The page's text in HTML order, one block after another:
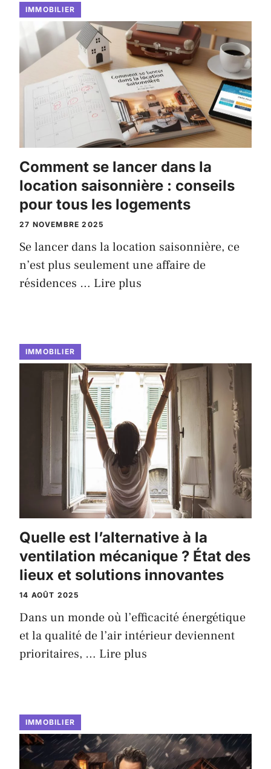
IMMOBILIER
Comment se lancer dans la
location saisonnière : conseils
pour tous les logements
27 NOVEMBRE 2025
Se lancer dans la location saisonnière, ce
n’est plus seulement une affaire de
résidences … Lire plus
IMMOBILIER
Quelle est l’alternative à la
ventilation mécanique ? État des
lieux et solutions innovantes
14 AOÛT 2025
Dans un monde où l’efficacité énergétique
et la qualité de l’air intérieur deviennent
prioritaires, … Lire plus
IMMOBILIER